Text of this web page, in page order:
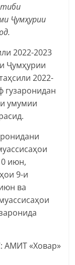
Ҷумҳурии
2022-2023
Ҷумҳурии
2022-
гузаронидан
умумии
июн,
9-и
ва
АМИТ «Ховар»